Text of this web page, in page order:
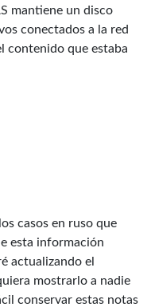
mantiene un disco
conectados a la red
contenido que estaba
casos en ruso que
esta información
actualizando el
mostrarlo a nadie
conservar estas notas